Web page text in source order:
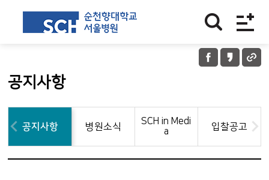
공지사항
공지사항 병원소식
SCH in Medi
a
입찰공고